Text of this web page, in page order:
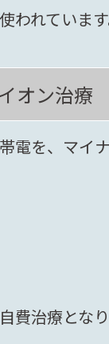
われていま
オン治療
電を、マイ
費治療とな